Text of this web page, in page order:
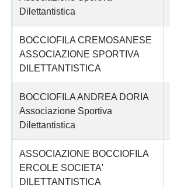
Dilettantistica
BOCCIOFILA CREMOSANESE
ASSOCIAZIONE SPORTIVA
DILETTANTISTICA
BOCCIOFILA ANDREA DORIA
Associazione Sportiva
Dilettantistica
ASSOCIAZIONE BOCCIOFILA
ERCOLE SOCIETA'
DILETTANTISTICA